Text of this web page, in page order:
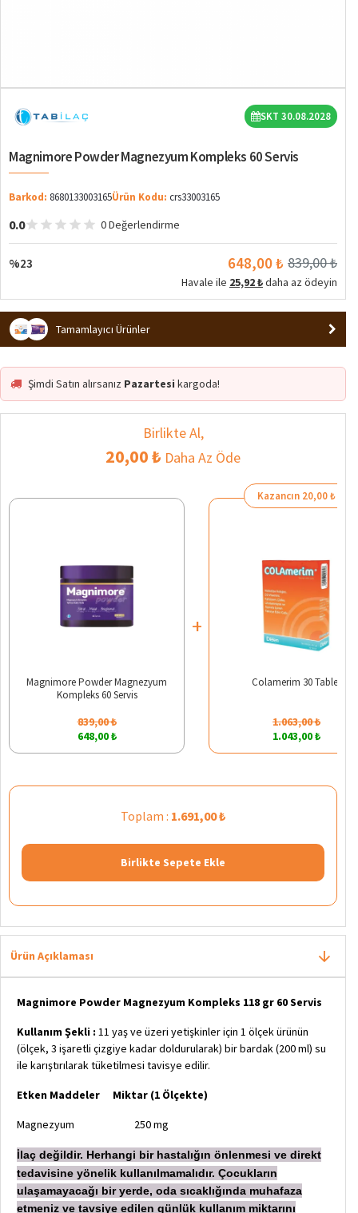
%23
SKT 30.08.2028
Magnimore Powder Magnezyum Kompleks 60 Servis
Barkod: 8680133003165Ürün Kodu: crs33003165
0.0 0 Değerlendirme
%23 648,00 ₺ 839,00 ₺
Havale ile 25,92 ₺daha az ödeyin
Tamamlayıcı Ürünler
Şimdi Satın alırsanız Pazartesi kargoda!
Birlikte Al,
20,00 ₺ Daha Az Öde
Magnimore Powder Magnezyum
Kompleks 60 Servis
839,00 ₺
648,00 ₺
+
Kazancın 20,00 ₺
Colamerim 30 Tablet
1.063,00 ₺
1.043,00 ₺
Toplam : 1.691,00 ₺
Birlikte Sepete Ekle
Ürün Açıklaması
Magnimore Powder Magnezyum Kompleks 118 gr 60 Servis
Kullanım Şekli : 11 yaş ve üzeri yetişkinler için 1 ölçek ürünün
(ölçek, 3 işaretli çizgiye kadar doldurularak) bir bardak (200 ml) su
ile karıştırılarak tüketilmesi tavisye edilir.
Etken Maddeler Miktar (1 Ölçekte)
Magnezyum 250 mg
İlaç değildir. Herhangi bir hastalığın önlenmesi ve direkt
tedavisine yönelik kullanılmamalıdır. Çocukların
ulaşamayacağı bir yerde, oda sıcaklığında muhafaza
etmeniz ve tavsiye edilen günlük kullanım miktarını